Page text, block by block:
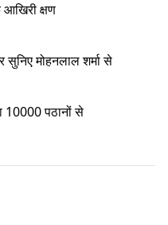
क्षण
सुनिए मोहनलाल शर्मा से
10000 पठानों से